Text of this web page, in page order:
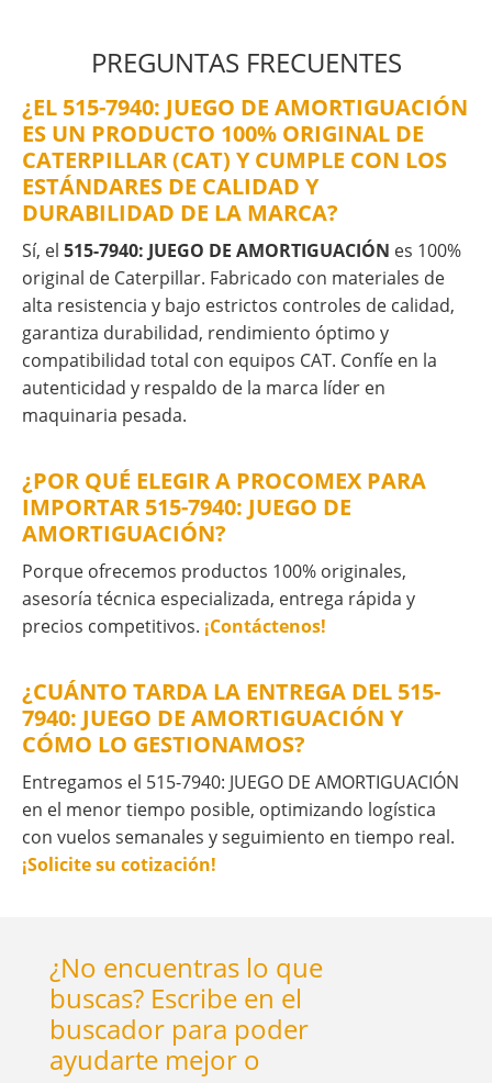
PREGUNTAS FRECUENTES
¿EL 515-7940: JUEGO DE AMORTIGUACIÓN
ES UN PRODUCTO 100% ORIGINAL DE
CATERPILLAR (CAT) Y CUMPLE CON LOS
ESTÁNDARES DE CALIDAD Y
DURABILIDAD DE LA MARCA?
Sí, el 515-7940: JUEGO DE AMORTIGUACIÓN es 100%
original de Caterpillar. Fabricado con materiales de
alta resistencia y bajo estrictos controles de calidad,
garantiza durabilidad, rendimiento óptimo y
compatibilidad total con equipos CAT. Confíe en la
autenticidad y respaldo de la marca líder en
maquinaria pesada.
¿POR QUÉ ELEGIR A PROCOMEX PARA
IMPORTAR 515-7940: JUEGO DE
AMORTIGUACIÓN?
Porque ofrecemos productos 100% originales,
asesoría técnica especializada, entrega rápida y
precios competitivos. ¡Contáctenos!
¿CUÁNTO TARDA LA ENTREGA DEL 515-
7940: JUEGO DE AMORTIGUACIÓN Y
CÓMO LO GESTIONAMOS?
Entregamos el 515-7940: JUEGO DE AMORTIGUACIÓN
en el menor tiempo posible, optimizando logística
con vuelos semanales y seguimiento en tiempo real.
¡Solicite su cotización!
¿No encuentras lo que
buscas? Escribe en el
buscador para poder
ayudarte mejor o